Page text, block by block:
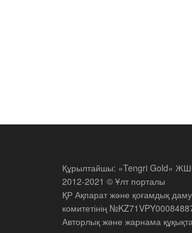
Құрылтайшы: «Tengri Gold»
2012-2021 © Ұлт порталы
ҚР Ақпарат және қоғамдық даму
комитетінің №KZ71VPY00084887
Авторлық және жарнама